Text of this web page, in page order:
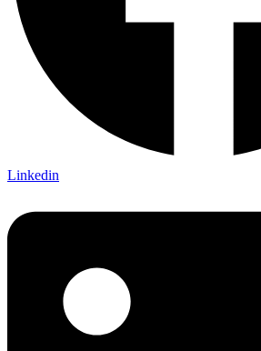
Linkedin